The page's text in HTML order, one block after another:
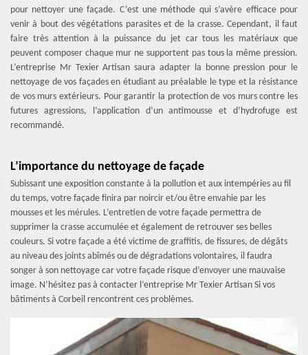
pour nettoyer une façade. C’est une méthode qui s’avère efficace pour
venir à bout des végétations parasites et de la crasse. Cependant, il faut
faire très attention à la puissance du jet car tous les matériaux que
peuvent composer chaque mur ne supportent pas tous la même pression.
L’entreprise Mr Texier Artisan saura adapter la bonne pression pour le
nettoyage de vos façades en étudiant au préalable le type et la résistance
de vos murs extérieurs. Pour garantir la protection de vos murs contre les
futures agressions, l’application d’un antimousse et d’hydrofuge est
recommandé.
L’importance du nettoyage de façade
Subissant une exposition constante à la pollution et aux intempéries au fil
du temps, votre façade finira par noircir et/ou être envahie par les
mousses et les mérules. L’entretien de votre façade permettra de
supprimer la crasse accumulée et également de retrouver ses belles
couleurs. Si votre façade a été victime de graffitis, de fissures, de dégâts
au niveau des joints abîmés ou de dégradations volontaires, il faudra
songer à son nettoyage car votre façade risque d’envoyer une mauvaise
image. N’hésitez pas à contacter l’entreprise Mr Texier Artisan Si vos
bâtiments à Corbeil rencontrent ces problèmes.